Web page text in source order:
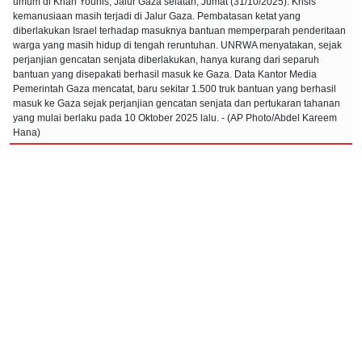
kemanusiaan masih terjadi di Jalur Gaza. Pembatasan ketat yang
diberlakukan Israel terhadap masuknya bantuan memperparah penderitaan
warga yang masih hidup di tengah reruntuhan. UNRWA menyatakan, sejak
perjanjian gencatan senjata diberlakukan, hanya kurang dari separuh
bantuan yang disepakati berhasil masuk ke Gaza. Data Kantor Media
Pemerintah Gaza mencatat, baru sekitar 1.500 truk bantuan yang berhasil
masuk ke Gaza sejak perjanjian gencatan senjata dan pertukaran tahanan
yang mulai berlaku pada 10 Oktober 2025 lalu. - (AP Photo/Abdel Kareem
Hana)